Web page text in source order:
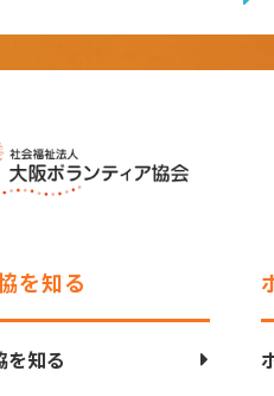
を知る
を知る